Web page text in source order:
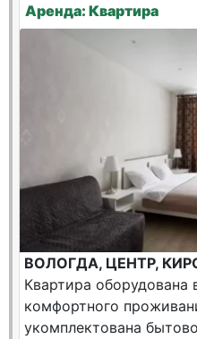
Аренда: Квартира
ВОЛОГДА, ЦЕНТР,
Квартира
комфортного
укомплектована